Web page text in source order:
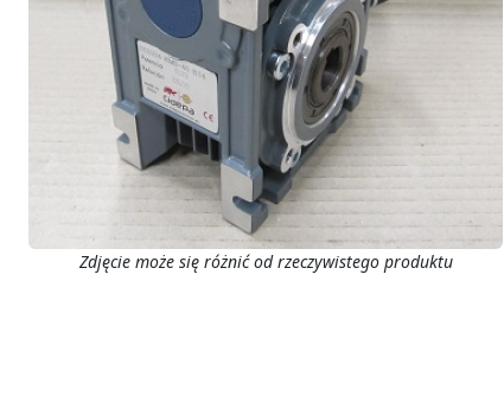
Zdjęcie może się różnić od rzeczywistego produktu